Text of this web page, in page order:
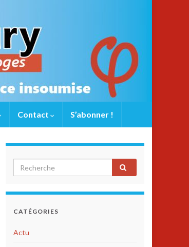
Contact S’abonner !
CATÉGORIES
Actu